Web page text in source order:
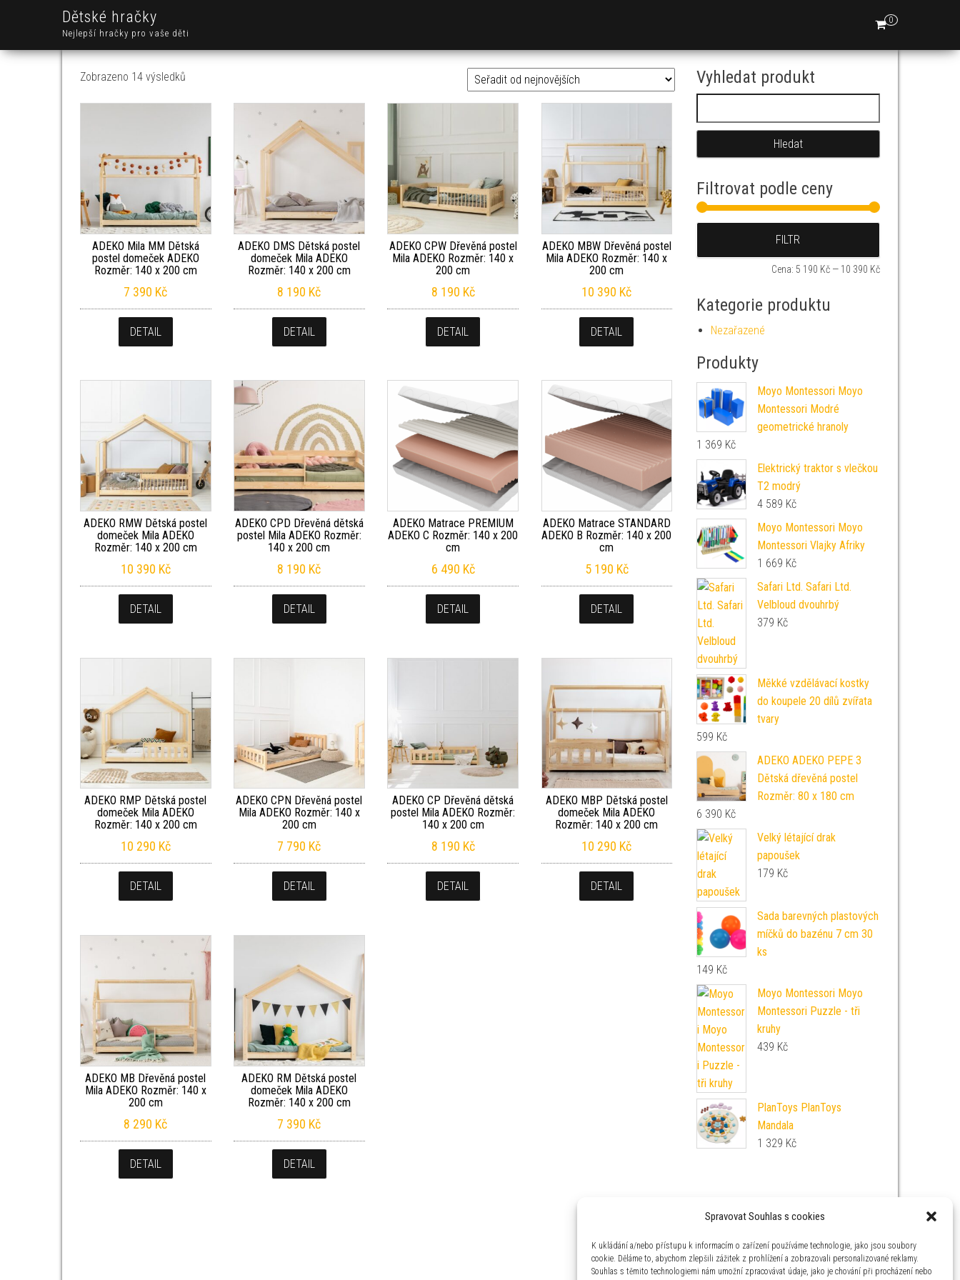
Spravovat Souhlas s cookies
K ukládání a/nebo přístupu k informacím o zařízení používáme technologie, jako jsou soubory
cookie. Děláme to, abychom zlepšili zážitek z prohlížení a zobrazovali personalizované reklamy.
Souhlas s těmito technologiemi nám umožní zpracovávat údaje, jako je chování při procházení nebo
Dětské hračky
Nejlepší hračky pro vaše děti
0
Zobrazeno 14 výsledků
ADEKO Mila MM Dětská
postel domeček ADEKO
Rozměr: 140 x 200 cm
7 390 Kč
DETAIL
ADEKO DMS Dětská postel
domeček Mila ADEKO
Rozměr: 140 x 200 cm
8 190 Kč
DETAIL
ADEKO CPW Dřevěná postel
Mila ADEKO Rozměr: 140 x
200 cm
8 190 Kč
DETAIL
ADEKO MBW Dřevěná postel
Mila ADEKO Rozměr: 140 x
200 cm
10 390 Kč
DETAIL
ADEKO RMW Dětská postel
domeček Mila ADEKO
Rozměr: 140 x 200 cm
10 390 Kč
DETAIL
ADEKO CPD Dřevěná dětská
postel Mila ADEKO Rozměr:
140 x 200 cm
8 190 Kč
DETAIL
ADEKO Matrace PREMIUM
ADEKO C Rozměr: 140 x 200
cm
6 490 Kč
DETAIL
ADEKO Matrace STANDARD
ADEKO B Rozměr: 140 x 200
cm
5 190 Kč
DETAIL
ADEKO RMP Dětská postel
domeček Mila ADEKO
Rozměr: 140 x 200 cm
10 290 Kč
DETAIL
ADEKO CPN Dřevěná postel
Mila ADEKO Rozměr: 140 x
200 cm
7 790 Kč
DETAIL
ADEKO CP Dřevěná dětská
postel Mila ADEKO Rozměr:
140 x 200 cm
8 190 Kč
DETAIL
ADEKO MBP Dětská postel
domeček Mila ADEKO
Rozměr: 140 x 200 cm
10 290 Kč
DETAIL
ADEKO MB Dřevěná postel
Mila ADEKO Rozměr: 140 x
200 cm
8 290 Kč
DETAIL
ADEKO RM Dětská postel
domeček Mila ADEKO
Rozměr: 140 x 200 cm
7 390 Kč
DETAIL
Vyhledat produkt
Filtrovat podle ceny
FILTR
Cena: 5 190 Kč — 10 390 Kč
Kategorie produktu
Nezařazené
Produkty
Moyo Montessori Moyo
Montessori Modré
geometrické hranoly
1 369 Kč
Elektrický traktor s vlečkou
T2 modrý
4 589 Kč
Moyo Montessori Moyo
Montessori Vlajky Afriky
1 669 Kč
Safari Ltd. Safari Ltd.
Velbloud dvouhrbý
379 Kč
Měkké vzdělávací kostky
do koupele 20 dílů zvířata
tvary
599 Kč
ADEKO ADEKO PEPE 3
Dětská dřevěná postel
Rozměr: 80 x 180 cm
6 390 Kč
Velký létající drak
papoušek
179 Kč
Sada barevných plastových
míčků do bazénu 7 cm 30
ks
149 Kč
Moyo Montessori Moyo
Montessori Puzzle - tři
kruhy
439 Kč
PlanToys PlanToys
Mandala
1 329 Kč